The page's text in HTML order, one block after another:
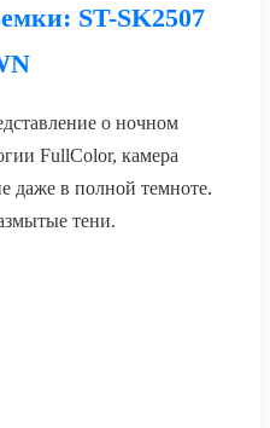
ST-SK2507
о ночном
FullColor, камера
даже в полной темноте.
тени.